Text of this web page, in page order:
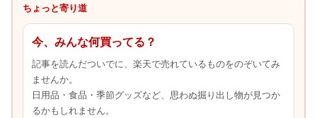
ちょっと寄り道
今、みんな何買ってる？
記事を読んだついでに、楽天で売れているものをのぞいてみ
ませんか。
日用品・食品・季節グッズなど、思わぬ掘り出し物が見つか
るかもしれません。